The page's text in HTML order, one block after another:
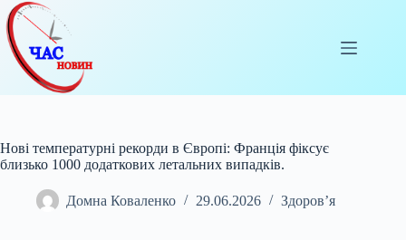
Перейти
до
вмісту
Нові температурні рекорди в Європі: Франція фіксує
близько 1000 додаткових летальних випадків.
Домна Коваленко 29.06.2026 Здоров’я